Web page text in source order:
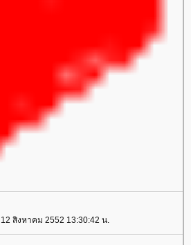
สิงหาคม 2552 13:30:42 น.